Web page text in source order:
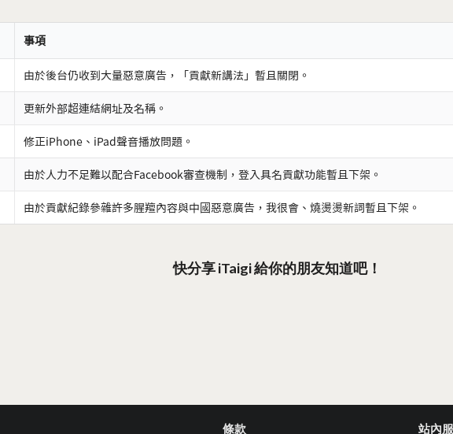
事項
由於後台仍收到大量惡意廣告，「貢獻新講法」暫且關閉。
更新外部超連結網址及名稱。
修正iPhone、iPad聲音播放問題。
由於人力不足難以配合Facebook審查機制，登入具名貢獻功能暫且下架。
由於貢獻紀錄參雜許多腥羶內容與中國惡意廣告，我很會、燒燙燙新詞暫且下架。
快分享 iTaigi 給你的朋友知道吧！
條款 站內